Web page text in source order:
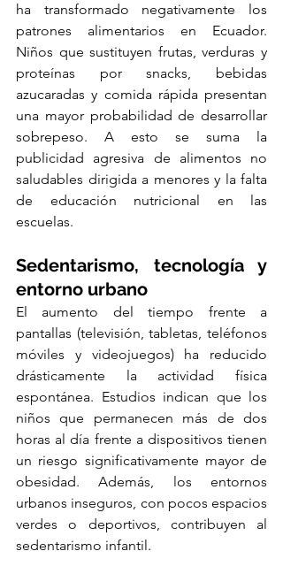
ha transformado negativamente los
patrones alimentarios en Ecuador.
Niños que sustituyen frutas, verduras y
proteínas por snacks, bebidas
azucaradas y comida rápida presentan
una mayor probabilidad de desarrollar
sobrepeso. A esto se suma la
publicidad agresiva de alimentos no
saludables dirigida a menores y la falta
de educación nutricional en las
escuelas.
Sedentarismo, tecnología y
entorno urbano
El aumento del tiempo frente a
pantallas (televisión, tabletas, teléfonos
móviles y videojuegos) ha reducido
drásticamente la actividad física
espontánea. Estudios indican que los
niños que permanecen más de dos
horas al día frente a dispositivos tienen
un riesgo significativamente mayor de
obesidad. Además, los entornos
urbanos inseguros, con pocos espacios
verdes o deportivos, contribuyen al
sedentarismo infantil.